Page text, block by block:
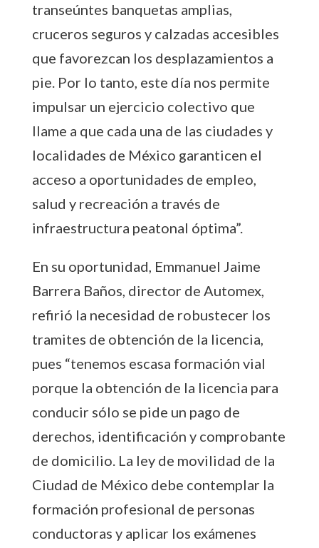
transeúntes banquetas amplias,
cruceros seguros y calzadas accesibles
que favorezcan los desplazamientos a
pie. Por lo tanto, este día nos permite
impulsar un ejercicio colectivo que
llame a que cada una de las ciudades y
localidades de México garanticen el
acceso a oportunidades de empleo,
salud y recreación a través de
infraestructura peatonal óptima”.
En su oportunidad, Emmanuel Jaime
Barrera Baños, director de Automex,
refirió la necesidad de robustecer los
tramites de obtención de la licencia,
pues “tenemos escasa formación vial
porque la obtención de la licencia para
conducir sólo se pide un pago de
derechos, identificación y comprobante
de domicilio. La ley de movilidad de la
Ciudad de México debe contemplar la
formación profesional de personas
conductoras y aplicar los exámenes